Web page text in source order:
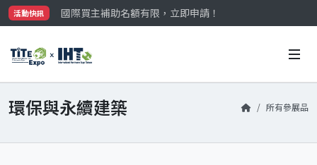
活動快訊
國際買主補助名額有限，立即申請！
參觀門票開放申請中‼️
國際買主補助名額有限，立即申請！
環保與永續建築 所有參展品